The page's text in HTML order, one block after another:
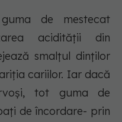
de mestecat
acidității din
smalțul dinților
cariilor. Iar dacă
tot guma de
de încordare- prin